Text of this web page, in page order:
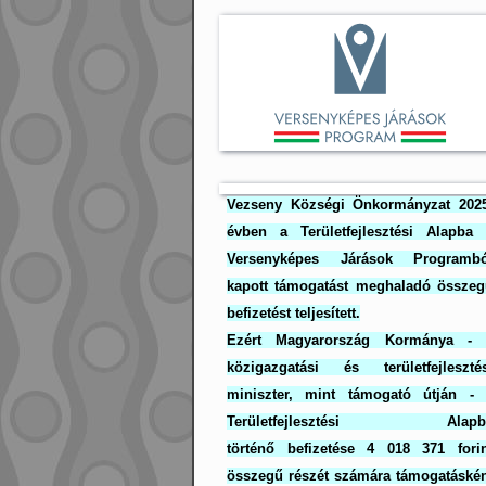
Vezseny Községi Önkormányzat
évben a Területfejlesztési Alapba
Versenyképes Járások
kapott támogatást meghaladó
befizetést teljesített.
Ezért Magyarország Kormánya -
közigazgatási és
miniszter, mint támogató útján -
Területfejlesztési
történő befizetése 4 018 371
összegű részét számára